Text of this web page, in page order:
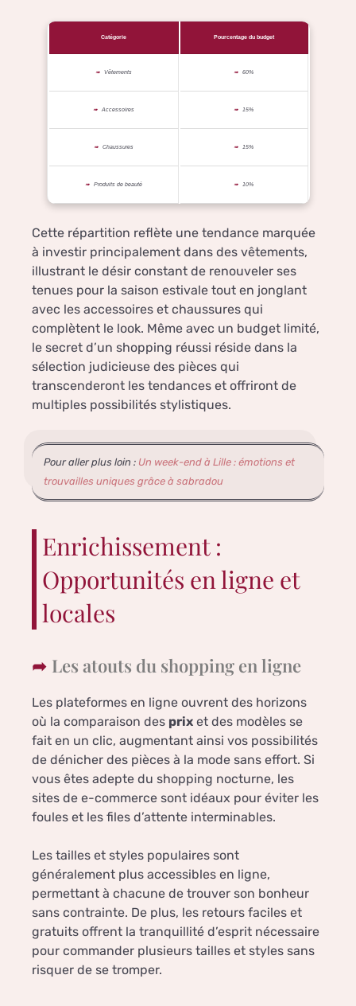
Catégorie Pourcentage du budget
Vêtements 60%
Accessoires 15%
Chaussures 15%
Produits de beauté 10%
Cette répartition reflète une tendance marquée
à investir principalement dans des vêtements,
illustrant le désir constant de renouveler ses
tenues pour la saison estivale tout en jonglant
avec les accessoires et chaussures qui
complètent le look. Même avec un budget limité,
le secret d’un shopping réussi réside dans la
sélection judicieuse des pièces qui
transcenderont les tendances et offriront de
multiples possibilités stylistiques.
Pour aller plus loin : Un week-end à Lille : émotions et
trouvailles uniques grâce à sabradou
Enrichissement :
Opportunités en ligne et
locales
Les atouts du shopping en ligne
Les plateformes en ligne ouvrent des horizons
où la comparaison des prix et des modèles se
fait en un clic, augmentant ainsi vos possibilités
de dénicher des pièces à la mode sans effort. Si
vous êtes adepte du shopping nocturne, les
sites de e-commerce sont idéaux pour éviter les
foules et les files d’attente interminables.
Les tailles et styles populaires sont
généralement plus accessibles en ligne,
permettant à chacune de trouver son bonheur
sans contrainte. De plus, les retours faciles et
gratuits offrent la tranquillité d’esprit nécessaire
pour commander plusieurs tailles et styles sans
risquer de se tromper.